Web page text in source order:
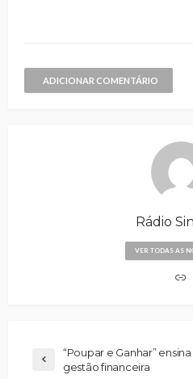
ADICIONAR COMENTÁRIO
Rádio
VER TODAS AS
“Poupar e Ganhar”
gestão financeira